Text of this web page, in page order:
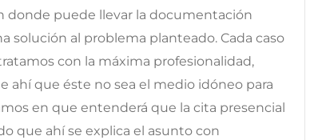
donde puede llevar la documentación
solución al problema planteado. Cada caso
con la máxima profesionalidad,
ahí que éste no sea el medio idóneo para
en que entenderá que la cita presencial
que ahí se explica el asunto con